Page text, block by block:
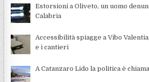
Estorsioni a Oliveto, un uomo
Calabria
Accessibilità spiagge a Vibo
e i cantieri
A Catanzaro Lido la politica è